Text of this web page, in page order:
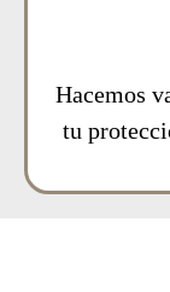
Hacemos
tu